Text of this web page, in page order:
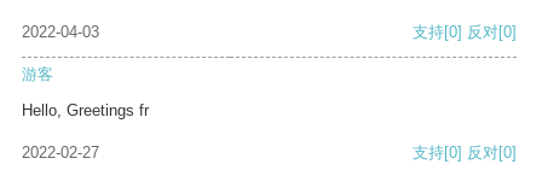
2022-04-03 支持[0] 反对[0]
游客
Hello, Greetings fr
2022-02-27 支持[0] 反对[0]